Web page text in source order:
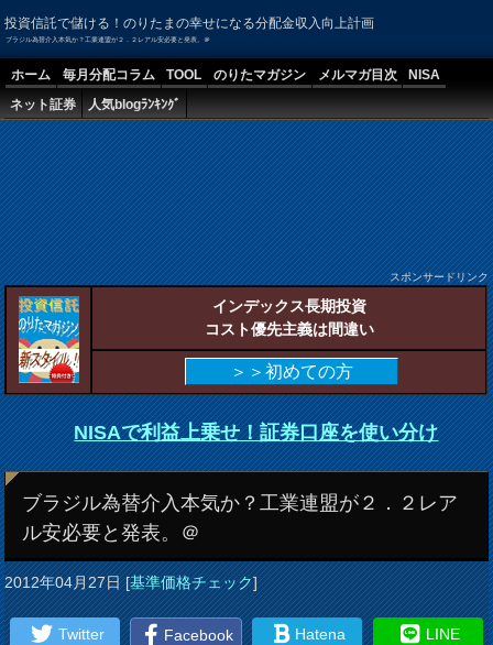
投資信託で儲ける！のりたまの幸せになる分配金収入向上計画
ブラジル為替介入本気か？工業連盟が２．２レアル安必要と発表。＠
ホーム 毎月分配コラム TOOL のりたマガジン メルマガ目次
NISA
ネット証券
人気blogﾗﾝｷﾝｸﾞ
スポンサードリンク
インデックス長期投資
コスト優先主義は間違い
＞＞初めての方
NISAで利益上乗せ！証券口座を使い分け
ブラジル為替介入本気か？工業連盟が２．２レア
ル安必要と発表。＠
2012年04月27日[基準価格チェック]
Twitter Facebook Hatena LINE